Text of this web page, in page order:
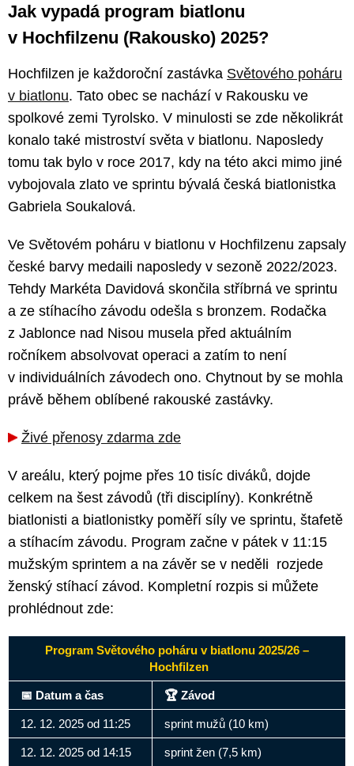
Jak vypadá program biatlonu
v Hochfilzenu (Rakousko) 2025?
Hochfilzen je každoroční zastávka Světového poháru
v biatlonu. Tato obec se nachází v Rakousku ve
spolkové zemi Tyrolsko. V minulosti se zde několikrát
konalo také mistroství světa v biatlonu. Naposledy
tomu tak bylo v roce 2017, kdy na této akci mimo jiné
vybojovala zlato ve sprintu bývalá česká biatlonistka
Gabriela Soukalová.
Ve Světovém poháru v biatlonu v Hochfilzenu zapsaly
české barvy medaili naposledy v sezoně 2022/2023.
Tehdy Markéta Davidová skončila stříbrná ve sprintu
a ze stíhacího závodu odešla s bronzem. Rodačka
z Jablonce nad Nisou musela před aktuálním
ročníkem absolvovat operaci a zatím to není
v individuálních závodech ono. Chytnout by se mohla
právě během oblíbené rakouské zastávky.
Živé přenosy zdarma zde
V areálu, který pojme přes 10 tisíc diváků, dojde
celkem na šest závodů (tři disciplíny). Konkrétně
biatlonisti a biatlonistky poměří síly ve sprintu, štafetě
a stíhacím závodu. Program začne v pátek v 11:15
mužským sprintem a na závěr se v neděli rozjede
ženský stíhací závod. Kompletní rozpis si můžete
prohlédnout zde:
Program Světového poháru v biatlonu 2025/26 –
Hochfilzen
📅 Datum a čas 🏆 Závod
12. 12. 2025 od 11:25 sprint mužů (10 km)
12. 12. 2025 od 14:15 sprint žen (7,5 km)